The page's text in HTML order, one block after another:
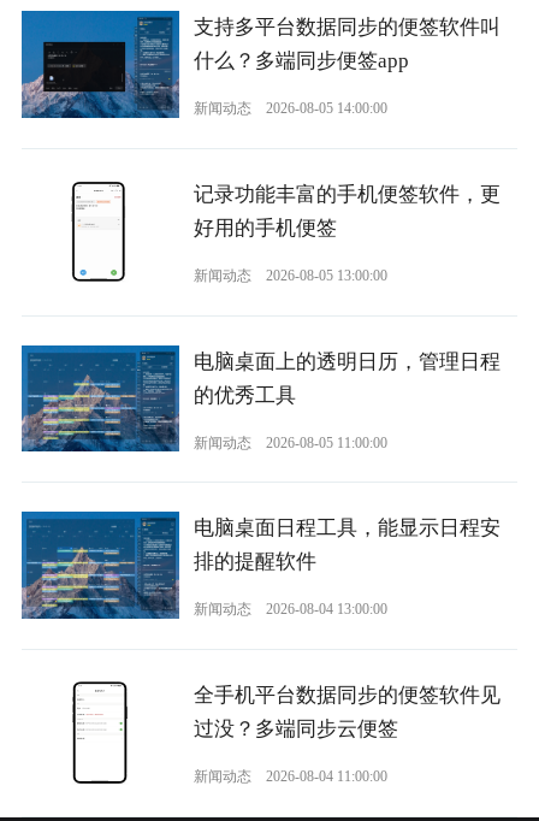
支持多平台数据同步的便签软件叫
什么？多端同步便签app
新闻动态 2026-08-05 14:00:00
记录功能丰富的手机便签软件，更
好用的手机便签
新闻动态 2026-08-05 13:00:00
电脑桌面上的透明日历，管理日程
的优秀工具
新闻动态 2026-08-05 11:00:00
电脑桌面日程工具，能显示日程安
排的提醒软件
新闻动态 2026-08-04 13:00:00
全手机平台数据同步的便签软件见
过没？多端同步云便签
新闻动态 2026-08-04 11:00:00